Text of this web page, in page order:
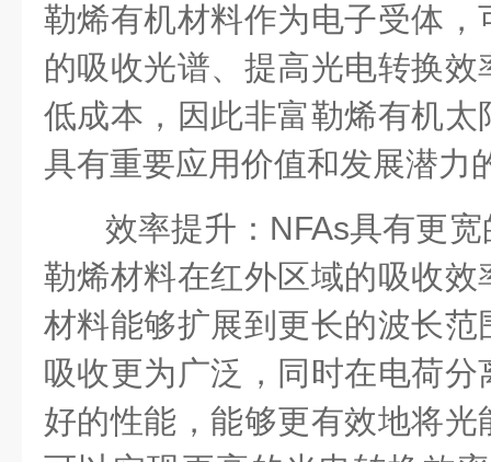
勒烯有机材料作为电子受体
的吸收光谱、提高光电转换
低成本，因此非富勒烯有机
具有重要应用价值和发展潜力
效率提升 ： NFAs具有更
勒烯材料在红外区域的吸收
材料能够扩展到更长的波长
吸收更为广泛，同时在电荷
好的性能，能够更有效地将